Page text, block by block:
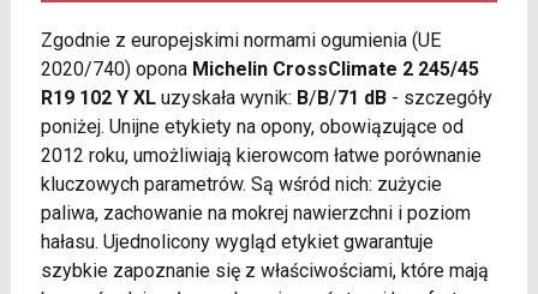
Zgodnie z europejskimi normami ogumienia (UE
2020/740) opona Michelin CrossClimate 2 245/45
R19 102 Y XLuzyskała wynik: B/B/71 dB- szczegóły
poniżej. Unijne etykiety na opony, obowiązujące od
2012 roku, umożliwiają kierowcom łatwe porównanie
kluczowych parametrów. Są wśród nich: zużycie
paliwa, zachowanie na mokrej nawierzchni i poziom
hałasu. Ujednolicony wygląd etykiet gwarantuje
szybkie zapoznanie się z właściwościami, które mają